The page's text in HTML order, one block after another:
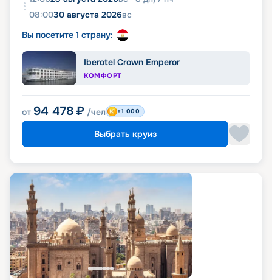
08:0030 августа 2026вс
Вы посетите 1 страну:
Iberotel Crown Emperor
КОМФОРТ
от 94 478 ₽ /чел +1 000
Выбрать круиз